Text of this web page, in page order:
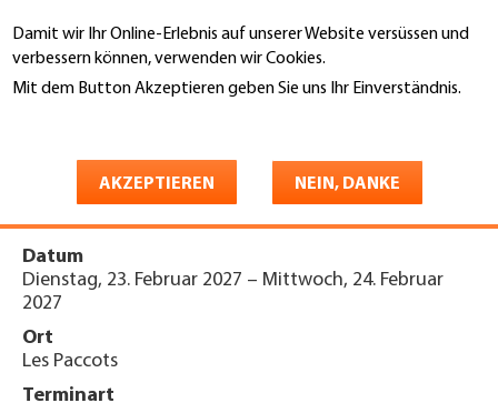
Damit wir Ihr Online-Erlebnis auf unserer Website versüssen und
verbessern können, verwenden wir Cookies.
Mit dem Button Akzeptieren geben Sie uns Ihr Einverständnis.
AKZEPTIEREN NEIN, DANKE
zum
Inhalt
Cours d'introduction PERCOS
2027
Datum
Dienstag, 23. Februar 2027 – Mittwoch, 24. Februar
2027
Ort
Les Paccots
Terminart